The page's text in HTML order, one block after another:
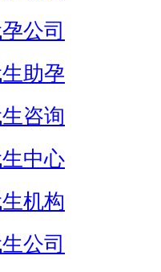
公司
助孕
咨询
中心
机构
公司